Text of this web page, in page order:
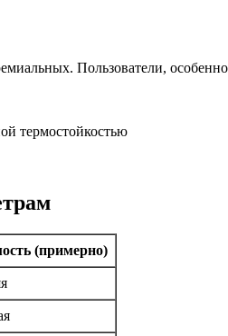
Пользователи,
термостойкостью
(примерно)